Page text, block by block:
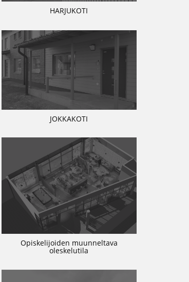
HARJUKOTI
JOKKAKOTI
Opiskelijoiden muunneltava
oleskelutila